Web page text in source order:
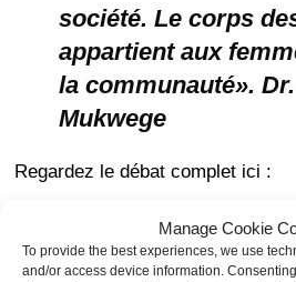
Manage Cookie
To provide the best experiences, we use
and/or access device information.
société. Le corps
appartient aux
la communauté».
Mukwege
Regardez le débat complet ici :